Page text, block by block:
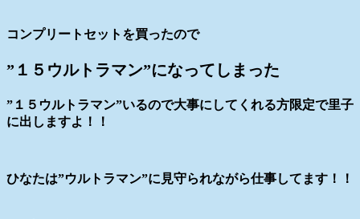
コンプリートセットを買ったので
”１５ウルトラマン”になってしまった
”１５ウルトラマン”いるので大事にしてくれる方限定で里子
に出しますよ！！
ひなたは”ウルトラマン”に見守られながら仕事してます！！